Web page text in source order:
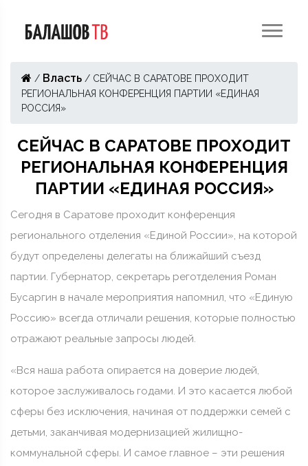
/ Власть / СЕЙЧАС В САРАТОВЕ ПРОХОДИТ
РЕГИОНАЛЬНАЯ КОНФЕРЕНЦИЯ ПАРТИИ «ЕДИНАЯ
РОССИЯ»
СЕЙЧАС В САРАТОВЕ ПРОХОДИТ
РЕГИОНАЛЬНАЯ КОНФЕРЕНЦИЯ
ПАРТИИ «ЕДИНАЯ РОССИЯ»
Сегодня в Саратове проходит конференция
регионального отделения «Единой России», на которой
будут определены делегаты на ближайший съезд
партии. Губернатор, секретарь реготделения Роман
Бусаргин в начале мероприятия напомнил, что «Единую
Россию» всегда отличали решения, которые полностью
отражают реальные запросы людей.
«Вся наша работа опирается на доверие людей,
которое заслуживалось годами. И это касается любой
сферы без исключения, начиная от поддержки семей с
детьми, заканчивая модернизацией жилищно-
коммунальной сферы. И самое главное – эти решения